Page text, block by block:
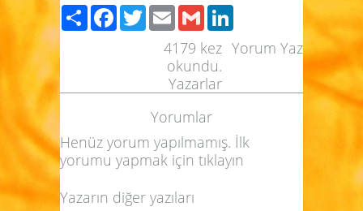
PaylaşFacebook
TwitterEmailGmail
Yorum Yaz
4179 kez
okundu.
Yazarlar
Yorumlar
Henüz yorum yapılmamış. İlk
yorumu yapmak için tıklayın
Yazarın diğer yazıları